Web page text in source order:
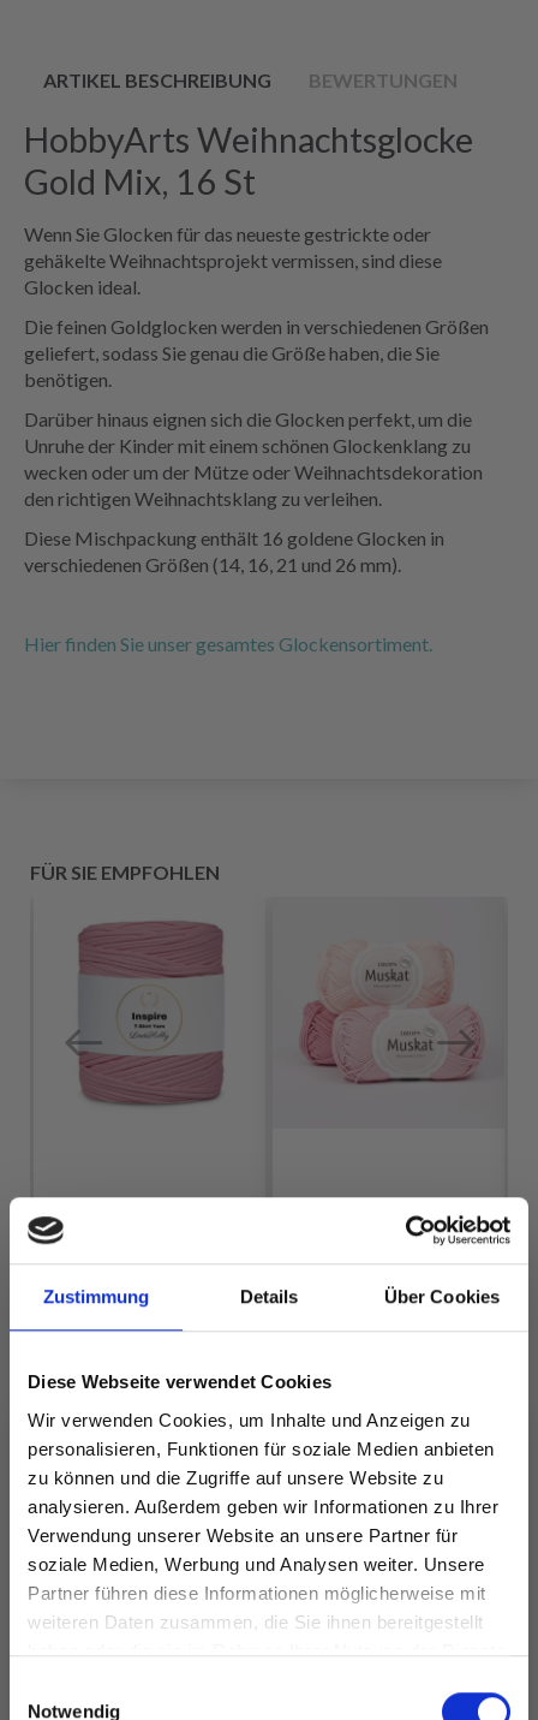
Zustimmung Details Über Cookies
Diese Webseite verwendet Cookies
Wir verwenden Cookies, um Inhalte und Anzeigen zu
personalisieren, Funktionen für soziale Medien anbieten
zu können und die Zugriffe auf unsere Website zu
analysieren. Außerdem geben wir Informationen zu Ihrer
Verwendung unserer Website an unsere Partner für
soziale Medien, Werbung und Analysen weiter. Unsere
Partner führen diese Informationen möglicherweise mit
weiteren Daten zusammen, die Sie ihnen bereitgestellt
haben oder die sie im Rahmen Ihrer Nutzung der Dienste
Notwendig
ARTIKEL BESCHREIBUNG BEWERTUNGEN
HobbyArts Weihnachtsglocke
Gold Mix, 16 St
Wenn Sie Glocken für das neueste gestrickte oder
gehäkelte Weihnachtsprojekt vermissen, sind diese
Glocken ideal.
Die feinen Goldglocken werden in verschiedenen Größen
geliefert, sodass Sie genau die Größe haben, die Sie
benötigen.
Darüber hinaus eignen sich die Glocken perfekt, um die
Unruhe der Kinder mit einem schönen Glockenklang zu
wecken oder um der Mütze oder Weihnachtsdekoration
den richtigen Weihnachtsklang zu verleihen.
Diese Mischpackung enthält 16 goldene Glocken in
verschiedenen Größen (14, 16, 21 und 26 mm).
Hier finden Sie unser gesamtes Glockensortiment.
FÜR SIE EMPFOHLEN
INSPIRE
EUR 8.95
Alle Optionen
ansehen
DROPS MUSKAT
EUR 1.99
Alle Optionen
ansehen
ANDERE HABEN SICH AUCH ANGESEHEN
Spare bis zu 50%
und erhalte exklusiven Zugang zu